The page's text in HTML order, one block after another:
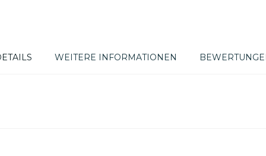
WEITERE INFORMATIONEN